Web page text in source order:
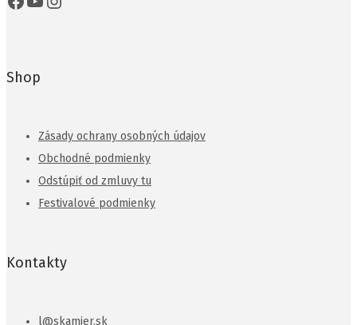
Shop
Zásady ochrany osobných údajov
Obchodné podmienky
Odstúpiť od zmluvy tu
Festivalové podmienky
Kontakty
l@skamier.sk